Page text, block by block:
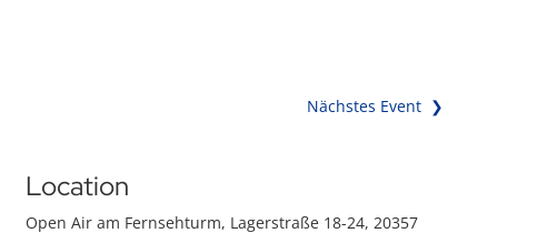
Nächstes Event ❯
Location
Open Air am Fernsehturm, Lagerstraße 18-24, 20357